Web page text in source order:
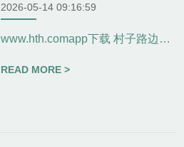
2026-05-14 09:16:59
www.hth.comapp下载 村子路边花坛园林景观设计-
READ MORE >